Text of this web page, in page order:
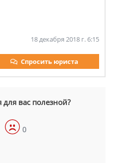
18 декабря 2018 г. 6:15
Спросить юриста
для вас полезной?
0